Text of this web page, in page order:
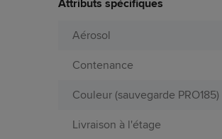
Aérosol
Contenance
Couleur (sauvegarde PRO185)
Livraison à l'étage